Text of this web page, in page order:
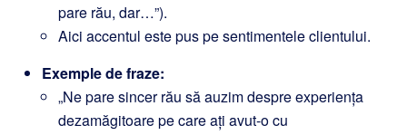
pare rău, dar…”).
Aici accentul este pus pe sentimentele clientului.
Exemple de fraze:
„Ne pare sincer rău să auzim despre experiența
dezamăgitoare pe care ați avut-o cu